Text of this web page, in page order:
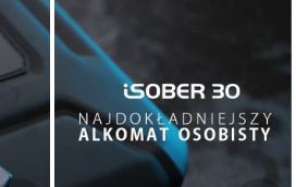
dowodowe
ZOBACZ